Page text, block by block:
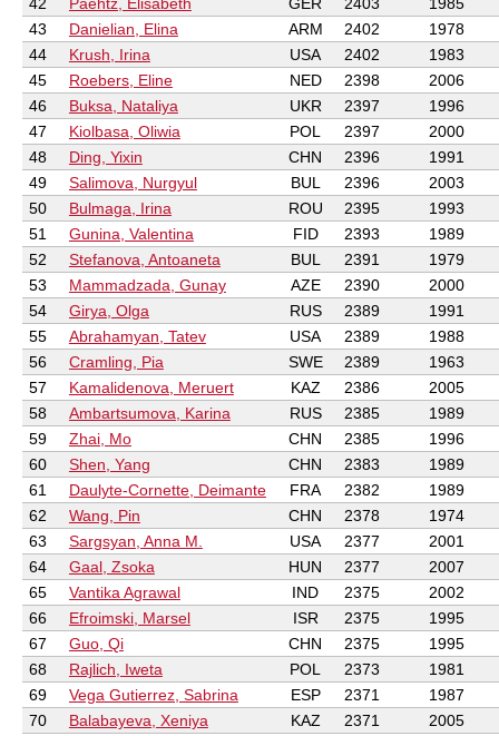
43
Danielian, Elina ARM 2402
1978
44
Krush, Irina USA 2402
1983
45
Roebers, Eline NED 2398
2006
46
Buksa, Nataliya UKR 2397
1996
47
Kiolbasa, Oliwia POL 2397
2000
48
Ding, Yixin CHN 2396
1991
49
Salimova, Nurgyul BUL 2396
2003
50
Bulmaga, Irina ROU 2395
1993
51
Gunina, Valentina FID 2393
1989
52
Stefanova, Antoaneta BUL 2391
1979
53
Mammadzada, Gunay AZE 2390
2000
54
Girya, Olga RUS 2389
1991
55
Abrahamyan, Tatev USA 2389
1988
56
Cramling, Pia SWE 2389
1963
57
Kamalidenova, Meruert KAZ 2386
2005
58
Ambartsumova, Karina RUS 2385
1989
59
Zhai, Mo CHN 2385
1996
60
Shen, Yang CHN 2383
1989
61
Daulyte-Cornette, Deimante FRA 2382
1989
62
Wang, Pin CHN 2378
1974
63
Sargsyan, Anna M. USA 2377
2001
64
Gaal, Zsoka HUN 2377
2007
65
Vantika Agrawal IND 2375
2002
66
Efroimski, Marsel ISR 2375
1995
67
Guo, Qi CHN 2375
1995
68
Rajlich, Iweta POL 2373
1981
69
Vega Gutierrez, Sabrina ESP 2371
1987
70
Balabayeva, Xeniya KAZ 2371
2005